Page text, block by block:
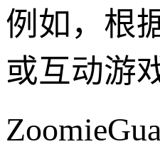
例如，根
或互动游